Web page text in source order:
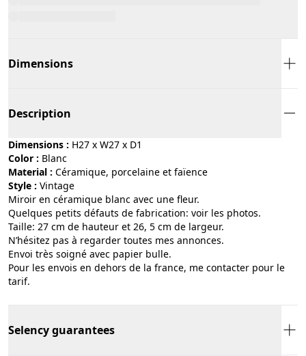
Dimensions
Description
Dimensions : H27 x W27 x D1
Color :
blanc
Material :
céramique, porcelaine et faïence
Style :
vintage
Miroir en céramique blanc avec une fleur.
Quelques petits défauts de fabrication: voir les photos.
Taille: 27 cm de hauteur et 26, 5 cm de largeur.
N’hésitez pas à regarder toutes mes annonces.
Envoi très soigné avec papier bulle.
Pour les envois en dehors de la france, me contacter pour le
tarif.
Selency guarantees